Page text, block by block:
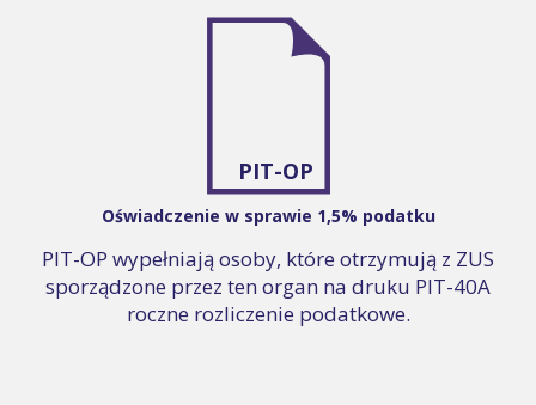
PIT-OP
Oświadczenie w sprawie 1,5% podatku
PIT-OP wypełniają osoby, które otrzymują z ZUS
sporządzone przez ten organ na druku PIT-40A
roczne rozliczenie podatkowe.